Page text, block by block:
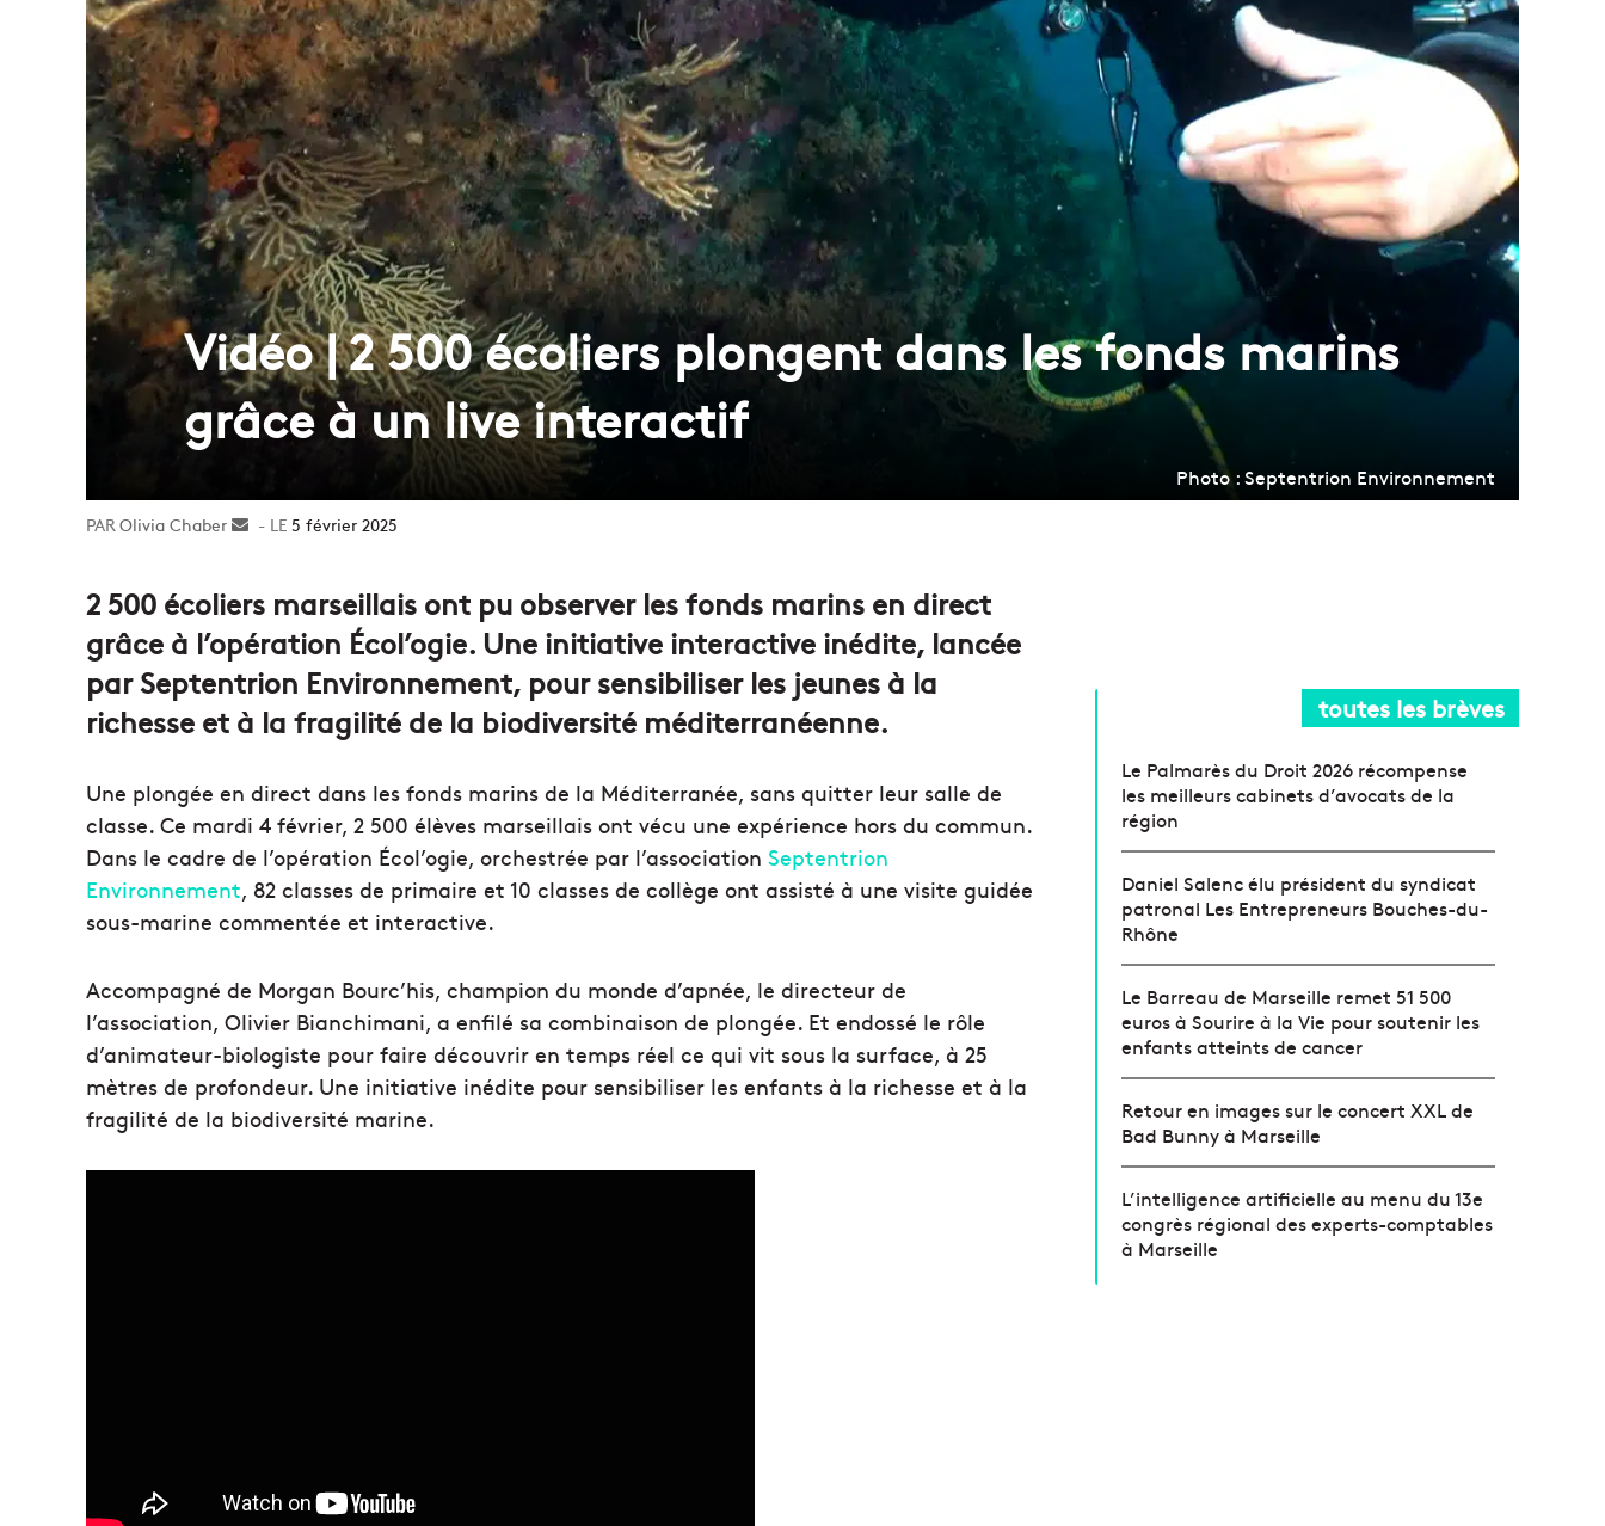
Vidéo | 2 500 écoliers plongent dans les fonds marins
grâce à un live interactif
Photo : Septentrion Environnement
Olivia Chaber
Envoyer5 février 2025
2 500 écoliers marseillais ont pu observer les fonds marins en direct
grâce à l’opération Écol’ogie. Une initiative interactive inédite, lancée
par Septentrion Environnement, pour sensibiliser les jeunes à la
richesse et à la fragilité de la biodiversité méditerranéenne.
Une plongée en direct dans les fonds marins de la Méditerranée, sans quitter leur salle de
classe. Ce mardi 4 février, 2 500 élèves marseillais ont vécu une expérience hors du commun.
Dans le cadre de l’opération Écol’ogie, orchestrée par l’association Septentrion
Environnement, 82 classes de primaire et 10 classes de collège ont assisté à une visite guidée
sous-marine commentée et interactive.
Accompagné de Morgan Bourc’his, champion du monde d’apnée, le directeur de
l’association, Olivier Bianchimani, a enfilé sa combinaison de plongée. Et endossé le rôle
d’animateur-biologiste pour faire découvrir en temps réel ce qui vit sous la surface, à 25
mètres de profondeur. Une initiative inédite pour sensibiliser les enfants à la richesse et à la
fragilité de la biodiversité marine.
toutes les brèves
Le Palmarès du Droit 2026 récompense
les meilleurs cabinets d’avocats de la
région
Daniel Salenc élu président du syndicat
patronal Les Entrepreneurs Bouches-du-
Rhône
Le Barreau de Marseille remet 51 500
euros à Sourire à la Vie pour soutenir les
enfants atteints de cancer
Retour en images sur le concert XXL de
Bad Bunny à Marseille
L’intelligence artificielle au menu du 13e
congrès régional des experts-comptables
à Marseille